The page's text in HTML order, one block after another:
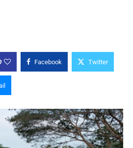
Facebook Twitter